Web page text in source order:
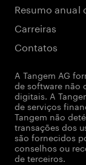
Resumo anual
Carreiras
Contatos
A Tangem AG
de software não
digitais. A
de serviços
Tangem não
transações dos
são fornecidos
conselhos ou
de terceiros.